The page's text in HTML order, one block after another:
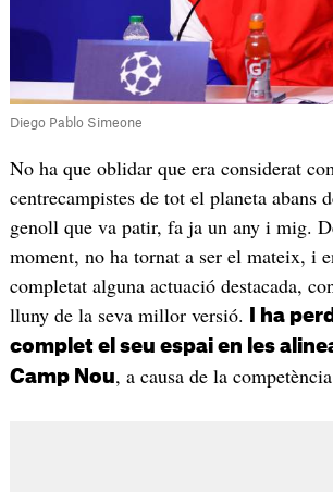
Diego Pablo Simeone
No ha que oblidar que era considerat
centrecampistes de tot el planeta abans
genoll que va patir, fa ja un any i mig.
moment, no ha tornat a ser el mateix, i
completat alguna actuació destacada,
lluny de la seva millor versió.
I ha
complet el seu espai en les
Camp Nou, a causa de la